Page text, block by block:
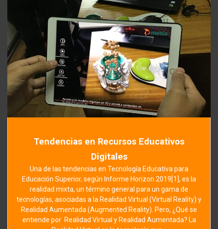
Tendencias en Recursos Educativos
Digitales
Una de las tendencias en Tecnología Educativa para
Educación Superior, según Informe Horizon 2019[1], es la
realidad mixta, un término general para un gama de
tecnologías, asociadas a la Realidad Virtual (Virtual Reality) y
Realidad Aumentada (Augmented Reality). Pero, ¿Qué se
entiende por Realidad Virtual y Realidad Aumentada? La